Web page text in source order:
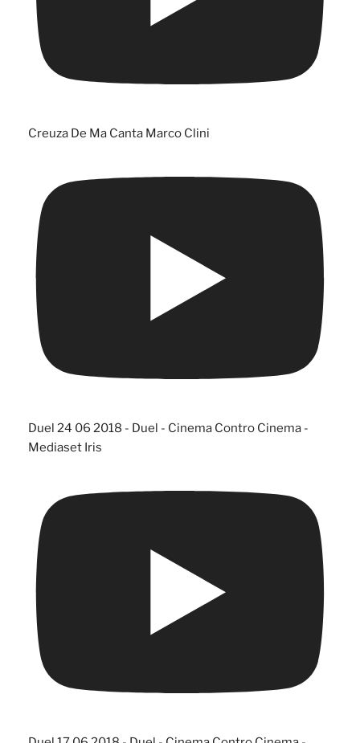
Creuza De Ma Canta Marco Clini
Duel 24 06 2018 - Duel - Cinema Contro Cinema -
Mediaset Iris